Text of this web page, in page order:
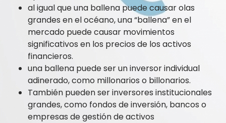
al igual que una ballena puede causar olas
grandes en el océano, una “ballena” en el
mercado puede causar movimientos
significativos en los precios de los activos
financieros.
una ballena puede ser un inversor individual
adinerado, como millonarios o billonarios.
También pueden ser inversores institucionales
grandes, como fondos de inversión, bancos o
empresas de gestión de activos